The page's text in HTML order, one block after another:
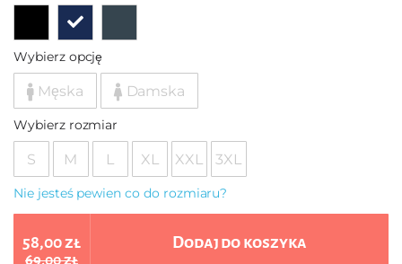
Wybierz opcję
Męska Damska
Wybierz rozmiar
S M L XL XXL 3XL
Nie jesteś pewien co do rozmiaru?
58,00 zł
69,00 zł
Dodaj do koszyka